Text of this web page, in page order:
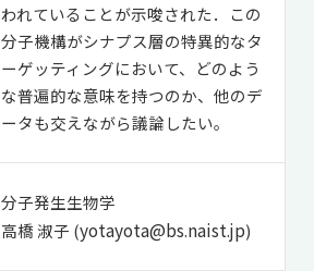
われていることが示唆された．この
分子機構がシナプス層の特異的なタ
ーゲッティングにおいて、どのよう
な普遍的な意味を持つのか、他のデ
ータも交えながら議論したい。
分子発生生物学
高橋 淑子 (yotayota@bs.naist.jp)